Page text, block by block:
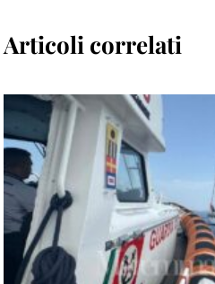
Articoli correlati